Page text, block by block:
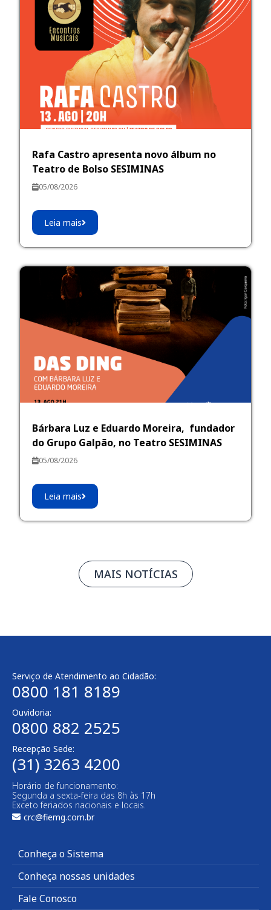
Rafa Castro apresenta novo álbum no
Teatro de Bolso SESIMINAS
05/08/2026
Leia mais
Bárbara Luz e Eduardo Moreira, fundador
do Grupo Galpão, no Teatro SESIMINAS
05/08/2026
Leia mais
MAIS NOTÍCIAS
Serviço de Atendimento ao Cidadão:
0800 181 8189
Ouvidoria:
0800 882 2525
Recepção Sede:
(31) 3263 4200
Horário de funcionamento:
Segunda a sexta-feira das 8h às 17h
Exceto feriados nacionais e locais.
crc@fiemg.com.br
Conheça o Sistema
Conheça nossas unidades
Fale Conosco